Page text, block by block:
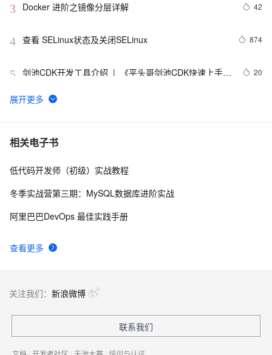
3 Docker 进阶之镜像分层详解 42
4 查看 SELinux状态及关闭SELinux 874
5 剑池CDK开发工具介绍  |  《平头哥剑池CDK快速上手指
20
6 WebAssembly 在 MOSN 中的实践 - 基础框架篇
7 userdel使用说明
8 自己看系统的“系统还原”
相关电子书
查看更多
低代码开发师（初级）实战教程
冬季实战营第三期：MySQL数据库进阶实战
阿里巴巴DevOps 最佳实践手册
关注我们： 新浪微博
联系我们